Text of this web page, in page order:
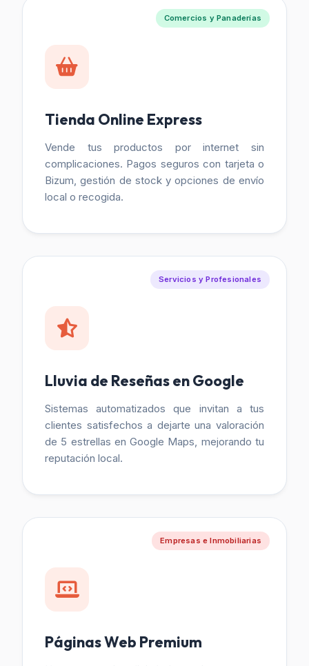
Comercios y Panaderías
Tienda Online Express
Vende tus productos por internet sin
complicaciones. Pagos seguros con tarjeta o
Bizum, gestión de stock y opciones de envío
local o recogida.
Servicios y Profesionales
Lluvia de Reseñas en Google
Sistemas automatizados que invitan a tus
clientes satisfechos a dejarte una valoración
de 5 estrellas en Google Maps, mejorando tu
reputación local.
Empresas e Inmobiliarias
Páginas Web Premium